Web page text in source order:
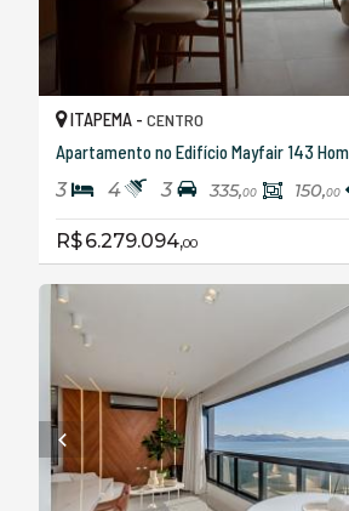
ITAPEMA - CENTRO
Apartamento no Edifício Mayfair 143
3 4 3 335,00 150,00
R$ 6.279.094,00